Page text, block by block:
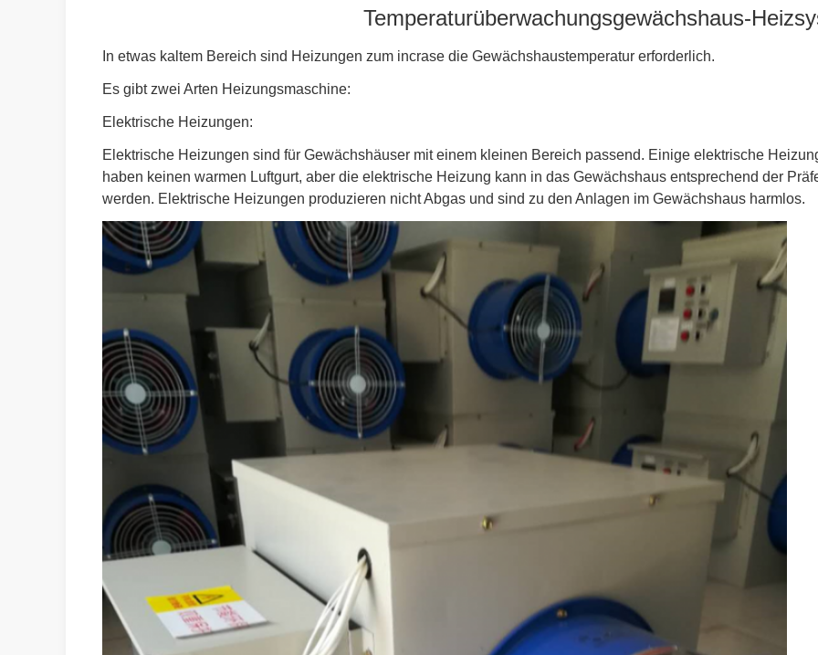
Temperaturüberwachungsgewächshaus-
In etwas kaltem Bereich sind Heizungen zum incrase die Gewächshaustemperatur erforderlich.
Es gibt zwei Arten Heizungsmaschine:
Elektrische Heizungen:
Elektrische Heizungen sind für Gewächshäuser mit einem kleinen Bereich passend. Einige elektrische
haben keinen warmen Luftgurt, aber die elektrische Heizung kann in das Gewächshaus entsprechend der
werden. Elektrische Heizungen produzieren nicht Abgas und sind zu den Anlagen im Gewächshaus harmlos.